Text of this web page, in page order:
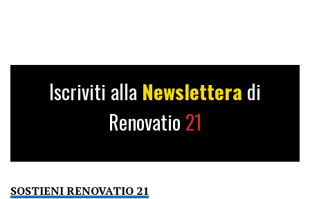
Iscriviti alla Newslettera di
Renovatio 21
SOSTIENI RENOVATIO 21